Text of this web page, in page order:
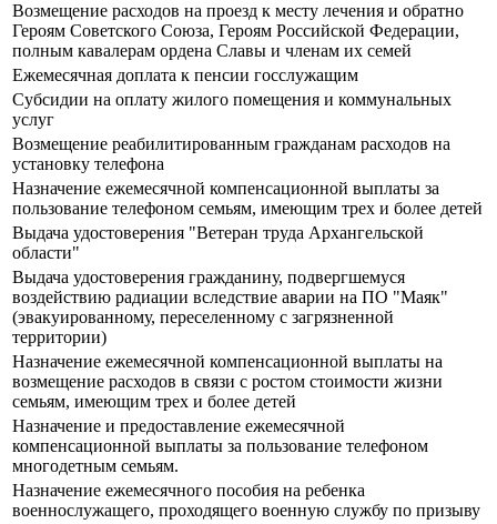
Возмещение расходов на проезд к месту лечения и обратно
Героям Советского Союза, Героям Российской Федерации,
полным кавалерам ордена Славы и членам их семей
Ежемесячная доплата к пенсии госслужащим
Субсидии на оплату жилого помещения и коммунальных
услуг
Возмещение реабилитированным гражданам расходов на
установку телефона
Назначение ежемесячной компенсационной выплаты за
пользование телефоном семьям, имеющим трех и более детей
Выдача удостоверения "Ветеран труда Архангельской
области"
Выдача удостоверения гражданину, подвергшемуся
воздействию радиации вследствие аварии на ПО "Маяк"
(эвакуированному, переселенному с загрязненной
территории)
Назначение ежемесячной компенсационной выплаты на
возмещение расходов в связи с ростом стоимости жизни
семьям, имеющим трех и более детей
Назначение и предоставление ежемесячной
компенсационной выплаты за пользование телефоном
многодетным семьям.
Назначение ежемесячного пособия на ребенка
военнослужащего, проходящего военную службу по призыву